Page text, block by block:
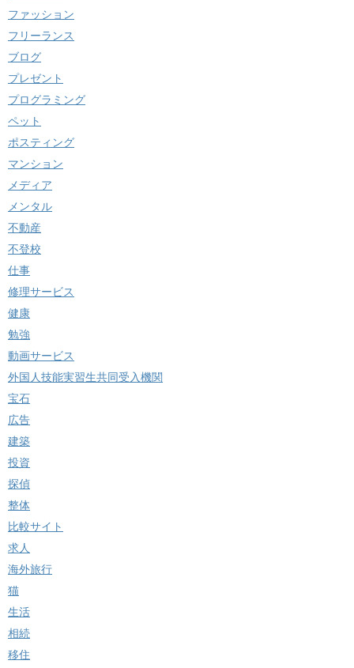
ファッション
フリーランス
ブログ
プレゼント
プログラミング
ペット
ポスティング
マンション
メディア
メンタル
不動産
不登校
仕事
修理サービス
健康
勉強
動画サービス
外国人技能実習生共同受入機関
宝石
広告
建築
投資
探偵
整体
比較サイト
求人
海外旅行
猫
生活
相続
移住